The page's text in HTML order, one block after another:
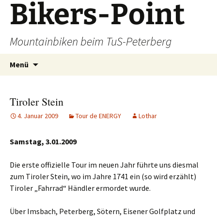
Zum
InhaltBikers-Point
Mountainbiken beim TuS-Peterberg
Menü
Tiroler Stein
4. Januar 2009 Tour de ENERGY Lothar
Samstag, 3.01.2009
Die erste offizielle Tour im neuen Jahr führte uns diesmal
zum Tiroler Stein, wo im Jahre 1741 ein (so wird erzählt)
Tiroler „Fahrrad“ Händler ermordet wurde.
Über Imsbach, Peterberg, Sötern, Eisener Golfplatz und